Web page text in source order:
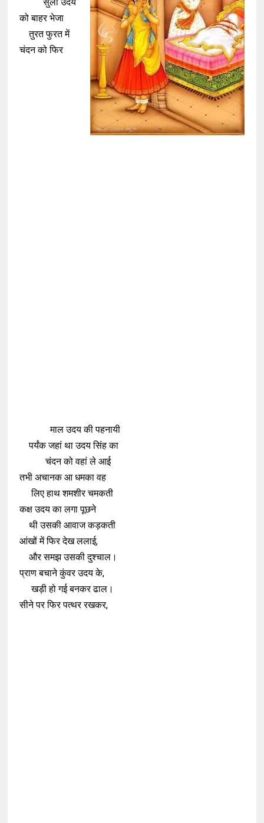
को बाहर भेजा
तुरत फुरत में
चंदन को फिर
माल उदय की पहनायी
पर्यंक जहां था उदय सिंह का
चंदन को वहां ले आई
तभी अचानक आ धमका वह
लिए हाथ शमशीर चमकती
कक्ष उदय का लगा पूछने
थी उसकी आवाज कड़कती
आंखों में फिर देख ललाई,
और समझ उसकी दुश्चाल।
प्राण बचाने कुंवर उदय के,
खड़ी हो गई बनकर ढाल।
सीने पर फिर पत्थर रखकर,